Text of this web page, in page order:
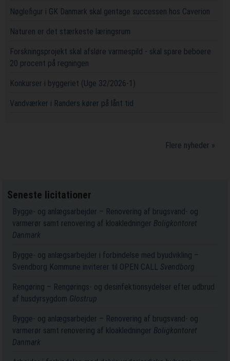
Nøglefigur i GK Danmark skal gentage successen hos Caverion
Naturen er det stærkeste læringsrum
Forskningsprojekt skal afsløre varmespild - skal spare beboere
20 procent på regningen
Konkurser i byggeriet (Uge 32/2026-1)
Vandværker i Randers kører på lånt tid
Flere nyheder »
Seneste licitationer
Bygge- og anlægsarbejder – Renovering af brugsvand- og
varmerør samt renovering af kloakledninger Boligkontoret
Danmark
Bygge- og anlægsarbejder i forbindelse med byudvikling –
Svendborg Kommune inviterer til OPEN CALL Svendborg
Rengøring – Rengørings- og desinfektionsydelser efter udbrud
af husdyrsygdom Glostrup
Bygge- og anlægsarbejder – Renovering af brugsvand- og
varmerør samt renovering af kloakledninger Boligkontoret
Danmark